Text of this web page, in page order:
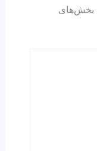
بخش‌های